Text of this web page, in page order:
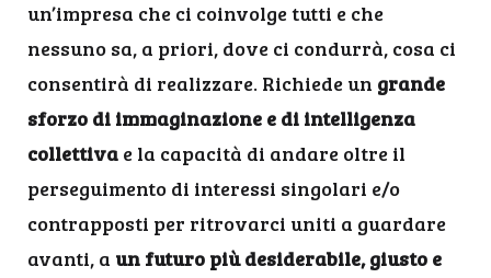
un’impresa che ci coinvolge tutti e che
nessuno sa, a priori, dove ci condurrà, cosa ci
consentirà di realizzare. Richiede un grande
sforzo di immaginazione e di intelligenza
collettiva e la capacità di andare oltre il
perseguimento di interessi singolari e/o
contrapposti per ritrovarci uniti a guardare
avanti, a un futuro più desiderabile, giusto e